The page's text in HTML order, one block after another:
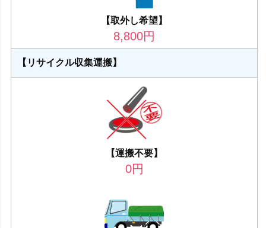
【取外し希望】
8,800円
【リサイクル収集運搬】
【運搬不要】
0円